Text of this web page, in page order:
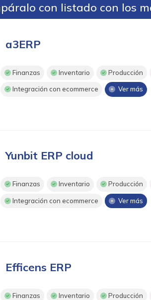
con listado con los
a3ERP
Finanzas Inventario Producción
Integración con ecommerce Ver más
Yunbit ERP cloud
Finanzas Inventario Producción
Integración con ecommerce Ver más
Efficens ERP
Finanzas Inventario Producción